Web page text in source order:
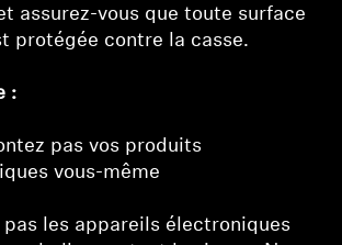
assurez-vous que toute surface
protégée contre la casse.
:
pas vos produits
vous-même
pas les appareils électroniques